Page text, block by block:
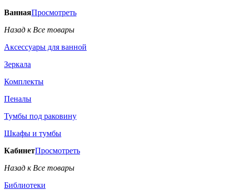
ВаннаяПросмотреть
Назад к Все товары
Аксессуары для ванной
Зеркала
Комплекты
Пеналы
Тумбы под раковину
Шкафы и тумбы
КабинетПросмотреть
Назад к Все товары
Библиотеки